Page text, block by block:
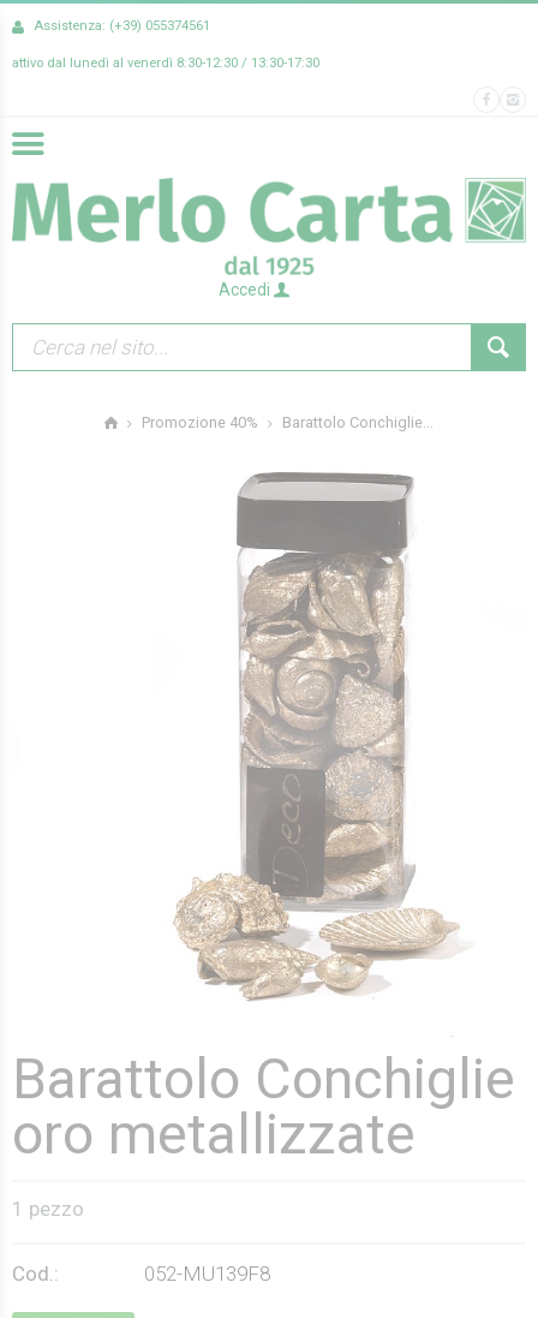
Assistenza: (+39) 055374561
attivo dal lunedì al venerdì 8:30-12:30 / 13:30-17:30
Accedi
Promozione 40% Barattolo Conchiglie...
Barattolo Conchiglie
oro metallizzate
1 pezzo
Cod.: 052-MU139F8